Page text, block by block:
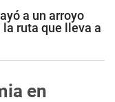
a un arroyo
ruta que lleva a
en